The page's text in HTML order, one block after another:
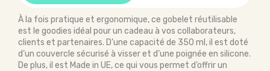
À la fois pratique et ergonomique, ce gobelet réutilisable
est le goodies idéal pour un cadeau à vos collaborateurs,
clients et partenaires. D’une capacité de 350 ml, il est doté
d’un couvercle sécurisé à visser et d’une poignée en silicone.
De plus, il est Made in UE, ce qui vous permet d’offrir un